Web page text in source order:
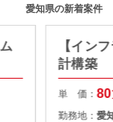
愛知県の新着案件
【イン
計構築
単 価：80
勤務地：愛